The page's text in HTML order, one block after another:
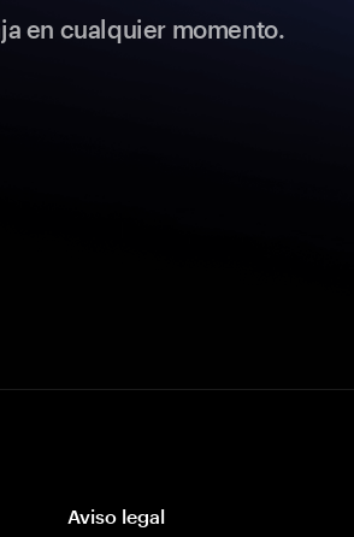
en cualquier momento.
Aviso legal